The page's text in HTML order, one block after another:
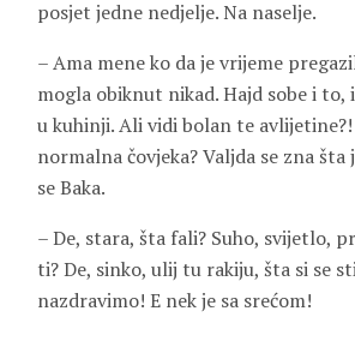
posjet jedne nedjelje. Na naselje.
– Ama mene ko da je vrijeme
mogla obiknut nikad. Hajd sobe i to,
u kuhinji. Ali vidi bolan te
normalna čovjeka? Valjda se zna šta
se Baka.
– De, stara, šta fali? Suho, svijetlo,
ti? De, sinko, ulij tu rakiju, šta si se
nazdravimo! E nek je sa srećom!